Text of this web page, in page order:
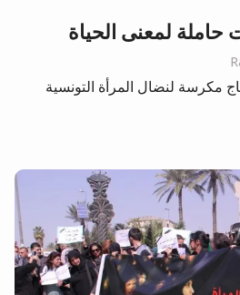
حاملة لمعنى الحياة
مكرسة لنضال المرأة التونسية